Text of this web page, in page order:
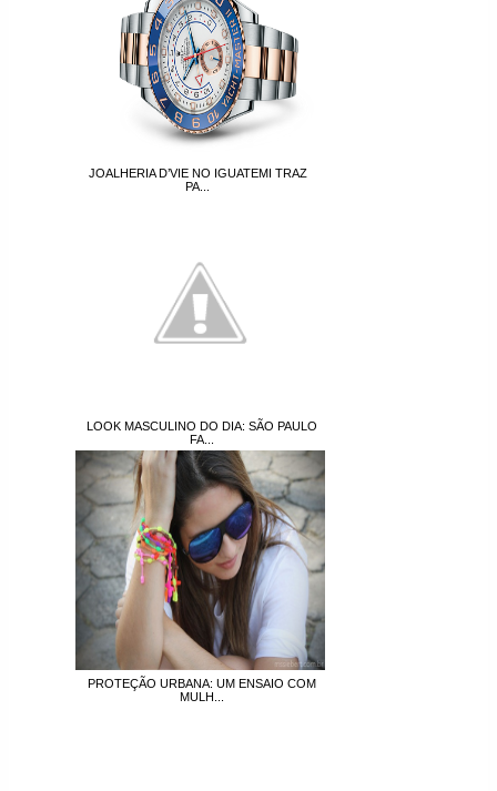
JOALHERIA D’VIE NO IGUATEMI TRAZ
PA...
LOOK MASCULINO DO DIA: SÃO PAULO
FA...
PROTEÇÃO URBANA: UM ENSAIO COM
MULH...